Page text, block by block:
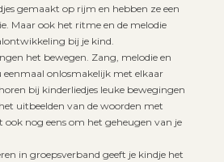
gemaakt op rijm en hebben ze een
Maar ook het ritme en de melodie
bij je kind.
het bewegen. Zang, melodie en
eenmaal onlosmakelijk met elkaar
bij kinderliedjes leuke bewegingen
uitbeelden van de woorden met
ook nog eens om het geheugen van je
in groepsverband geeft je kindje het